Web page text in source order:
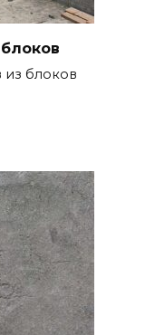
из блоков